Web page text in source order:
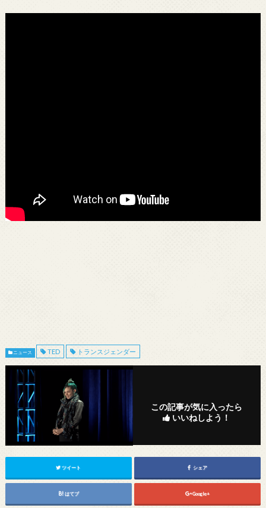
ニュース TED トランスジェンダー
この記事が気に入ったら
いいねしよう！
ツイート シェア
はてブ Google+